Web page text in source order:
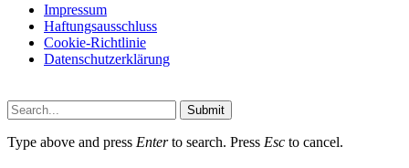
Impressum
Haftungsausschluss
Cookie-Richtlinie
Datenschutzerklärung
Submit
Type above and press Enterto search. Press Esc to cancel.